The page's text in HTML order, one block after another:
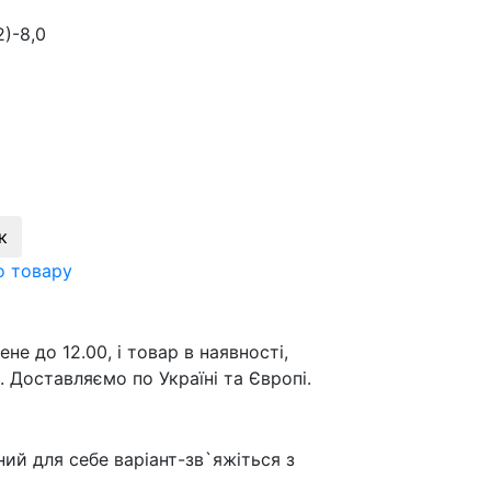
8,0
товару
до 12.00, і товар в наявності,
по Україні та Європі.
для себе варіант-зв`яжіться з